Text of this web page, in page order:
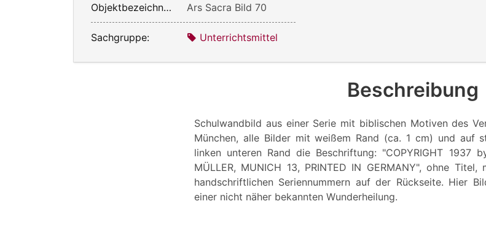
Objektbezeichnung:
Ars Sacra Bild 70
Sachgruppe: Unterrichtsmittel
Beschreibung
Schulwandbild aus einer Serie mit biblischen Motiven des
München, alle Bilder mit weißem Rand (ca. 1 cm) und auf
linken unteren Rand die Beschriftung: "COPYRIGHT 1937
MÜLLER, MUNICH 13, PRINTED IN GERMANY", ohne
handschriftlichen Seriennummern auf der Rückseite. Hier
einer nicht näher bekannten Wunderheilung.